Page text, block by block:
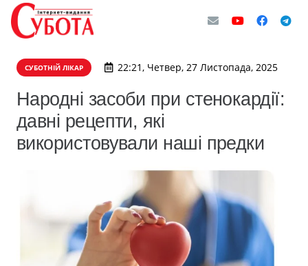
СУБОТНІЙ ЛІКАР 22:21, Четвер, 27 Листопада, 2025
Народні засоби при стенокардії:
давні рецепти, які
використовували наші предки